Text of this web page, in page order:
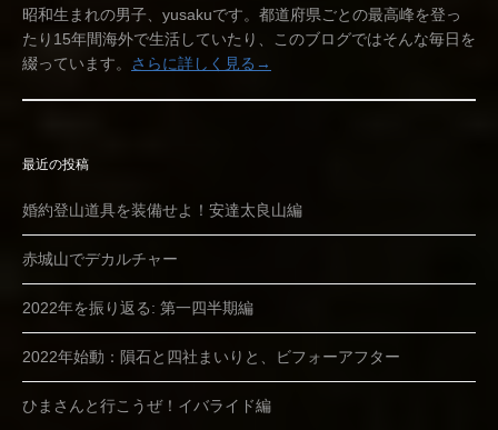
昭和生まれの男子、yusakuです。都道府県ごとの最高峰を登っ
たり15年間海外で生活していたり、このブログではそんな毎日を
綴っています。
さらに詳しく見る→
最近の投稿
婚約登山道具を装備せよ！安達太良山編
赤城山でデカルチャー
2022年を振り返る: 第一四半期編
2022年始動：隕石と四社まいりと、ビフォーアフター
ひまさんと行こうぜ！イバライド編